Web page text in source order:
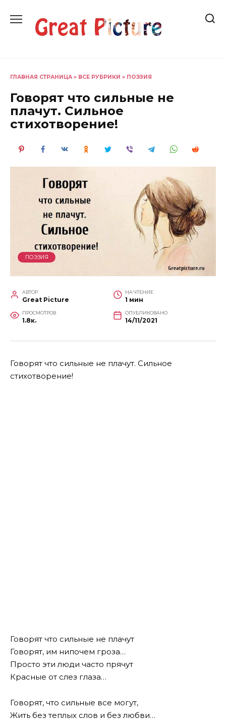
содержанию
ГЛАВНАЯ СТРАНИЦА » ВСЕ РУБРИКИ » ПОЭЗИЯ
Говорят что сильные не
плачут. Сильное
стихотворение!
ПОЭЗИЯ
АВТОР
Great Picture
НА ЧТЕНИЕ
1 мин
ПРОСМОТРОВ
1.8к.
ОПУБЛИКОВАНО
14/11/2021
Говорят что сильные не плачут. Сильное
стихотворение!
Говорят что сильные не плачут
Говорят, им нипочем гроза…
Просто эти люди часто прячут
Красные от слез глаза…
Говорят, что сильные все могут,
Жить без теплых слов и без любви…